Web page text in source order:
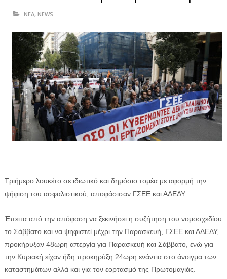
ΑΡΤΑ
ΙΩΑΝΝΙΝΑ
ΘΕΣΠΡΩΤΙΑ
ΙΟΝΙΑ ΝΗΣΙΑ
ΚΑΙ ΕΛΛΑΔΑ
ΠΕΡΙΒΑΛΛΟΝ
ΔΙΕΘΝΗ
ΝΕΑ, NEWS
Τριήμερο λουκέτο σε ιδιωτικό και δημόσιο τομέα με αφορμή την
ψήφιση του ασφαλιστικού, αποφάσισαν ΓΣΕΕ και ΑΔΕΔΥ.
Έπειτα από την απόφαση να ξεκινήσει η συζήτηση του νομοσχεδίου
το Σάββατο και να ψηφιστεί μέχρι την Παρασκευή, ΓΣΕΕ και ΑΔΕΔΥ,
προκήρυξαν 48ωρη απεργία για Παρασκευή και Σάββατο, ενώ για
την Κυριακή είχαν ήδη προκηρύξη 24ωρη ενάντια στο άνοιγμα των
καταστημάτων αλλά και για τον εορτασμό της Πρωτομαγιάς.